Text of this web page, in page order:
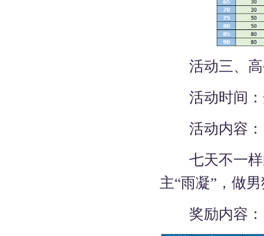
活动三、高
活动时间：
活动内容：
七天不一样
主“雨凝”，做
奖励内容：